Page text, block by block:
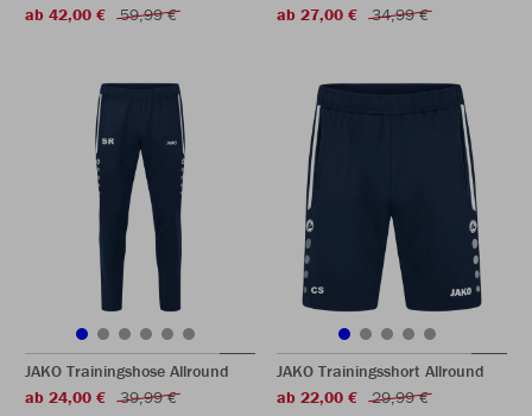
ab 42,00 €
59,99 €
ab 27,00 €
34,99 €
JAKO Trainingshose Allround
ab 24,00 €
39,99 €
JAKO Trainingsshort Allround
ab 22,00 €
29,99 €